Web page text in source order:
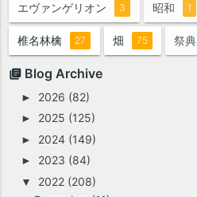
エヴァンゲリオン 3 昭和 1
椎名林檎 27 畑 75 祭典
Blog Archive
► 2026 (82)
► 2025 (125)
► 2024 (149)
► 2023 (84)
▼ 2022 (208)